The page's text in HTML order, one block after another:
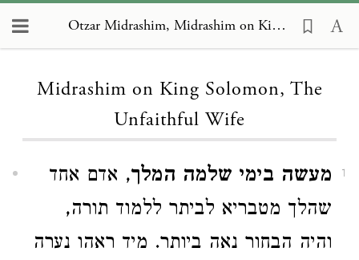
Otzar Midrashim, Midrashim on King Solomon, The Unfaithful Wife
Midrashim on King Solomon, The
Unfaithful Wife
1 מעשה בימי שלמה המלך, אדם אחד
שהלך מטבריא לביתר ללמוד תורה,
והיה הבחור נאה ביותר. מיד ראהו נערה